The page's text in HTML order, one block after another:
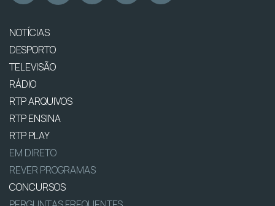
NOTÍCIAS
DESPORTO
TELEVISÃO
RÁDIO
RTP ARQUIVOS
RTP ENSINA
RTP PLAY
EM DIRETO
REVER PROGRAMAS
CONCURSOS